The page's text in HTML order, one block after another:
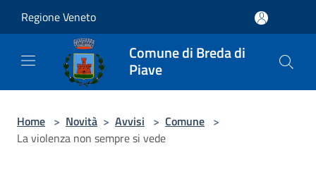
Regione Veneto
Comune di Breda di
Piave
Home > Novità > Avvisi > Comune >
La violenza non sempre si vede